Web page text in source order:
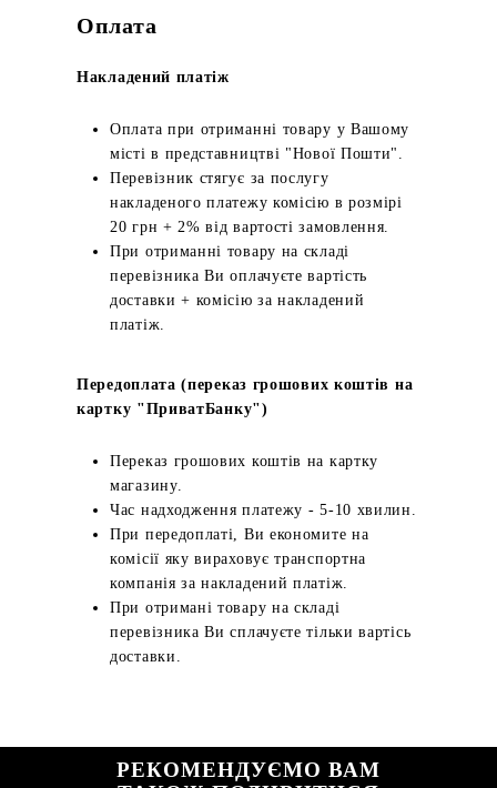
Оплата
Накладений платіж
Оплата при отриманні товару у Вашому
місті в представництві "Нової Пошти".
Перевізник стягує за послугу
накладеного платежу комісію в розмірі
20 грн + 2% від вартості замовлення.
При отриманні товару на складі
перевізника Ви оплачуєте вартість
доставки + комісію за накладений
платіж.
Передоплата (переказ грошових коштів на
картку "ПриватБанку")
Переказ грошових коштів на картку
магазину.
Час надходження платежу - 5-10 хвилин.
При передоплаті, Ви економите на
комісії яку вираховує транспортна
компанія за накладений платіж.
При отримані товару на складі
перевізника Ви сплачуєте тільки вартісь
доставки.
РЕКОМЕНДУЄМО ВАМ